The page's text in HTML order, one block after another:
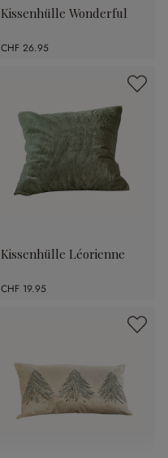
Kissenhülle Wonderful
CHF 26.95
Kissenhülle Léorienne
CHF 19.95